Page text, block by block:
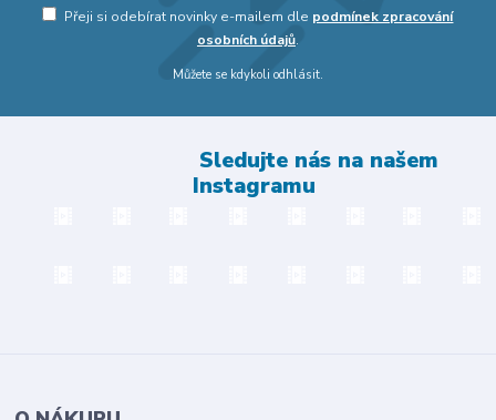
Přeji si odebírat novinky e-mailem dle podmínek zpracování
osobních údajů.
Můžete se kdykoli odhlásit.
Sledujte nás na našem
Instagramu